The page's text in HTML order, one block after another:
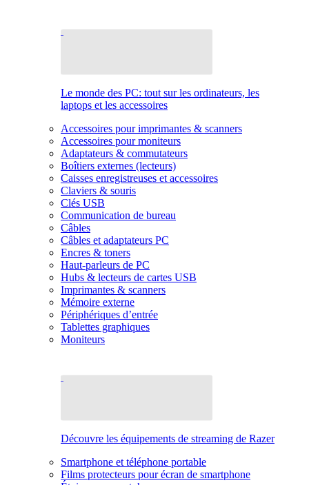
Le monde des PC: tout sur les ordinateurs, les
laptops et les accessoires
Accessoires pour imprimantes & scanners
Accessoires pour moniteurs
Adaptateurs & commutateurs
Boîtiers externes (lecteurs)
Caisses enregistreuses et accessoires
Claviers & souris
Clés USB
Communication de bureau
Câbles
Câbles et adaptateurs PC
Encres & toners
Haut-parleurs de PC
Hubs & lecteurs de cartes USB
Imprimantes & scanners
Mémoire externe
Périphériques d’entrée
Tablettes graphiques
Moniteurs
Découvre les équipements de streaming de Razer
Smartphone et téléphone portable
Films protecteurs pour écran de smartphone